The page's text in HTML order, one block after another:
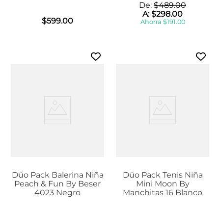
$599.00
De: $489.00
A:$298.00
Ahorra $191.00
Dúo Pack Balerina Niña
Peach & Fun By Beser
4023 Negro
Dúo Pack Tenis Niña
Mini Moon By
Manchitas 16 Blanco